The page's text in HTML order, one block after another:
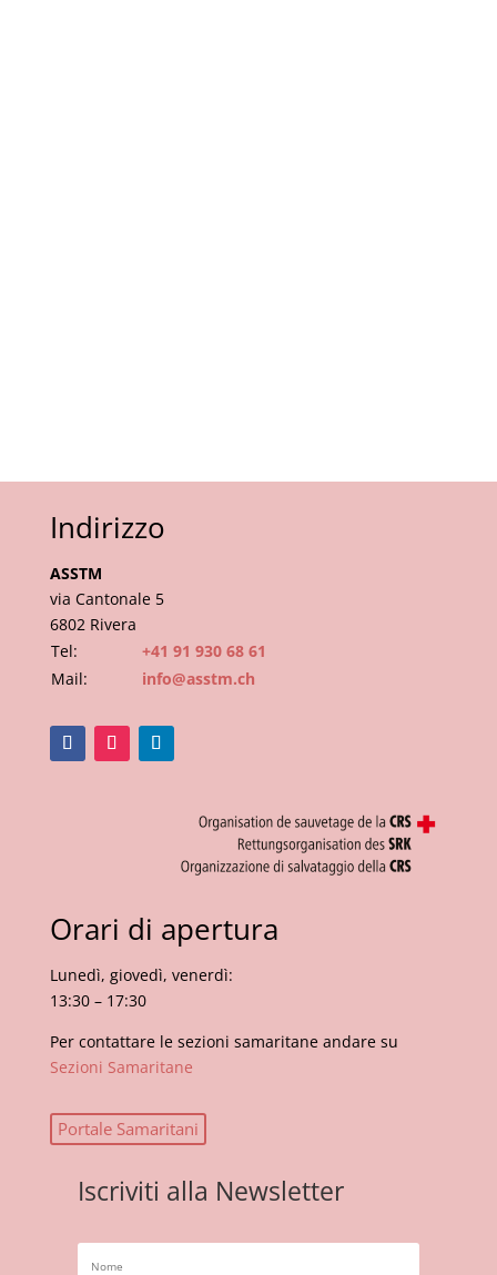
Indirizzo
ASSTM
via Cantonale 5
6802 Rivera
Tel:
+41 91 930 68 61
Mail:
info@asstm.ch
Orari di apertura
Lunedì, giovedì, venerdì:
13:30 – 17:30
Per contattare le sezioni samaritane andare su
Sezioni Samaritane
Portale Samaritani
Iscriviti alla Newsletter